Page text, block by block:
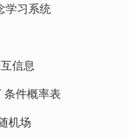
学习系统
信息
条件概率表
机场